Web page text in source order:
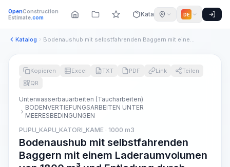
OpenConstruction
Estimate.com Katalog DE
Katalog Bodenaushub mit selbstfahrenden Baggern mit einem Laderaumvo...
Kopieren Excel TXT PDF Link
Teilen
QR
Unterwasserbauarbeiten (Taucharbeiten)
BODENVERTIEFUNGSARBEITEN UNTER
MEERESBEDINGUNGEN
PUPU_KAPU_KATORI_KAME · 1000 m3
Bodenaushub mit selbstfahrenden
Baggern mit einem Laderaumvolumen